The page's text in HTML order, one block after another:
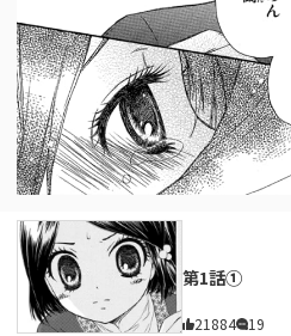
第1話①
21884 19